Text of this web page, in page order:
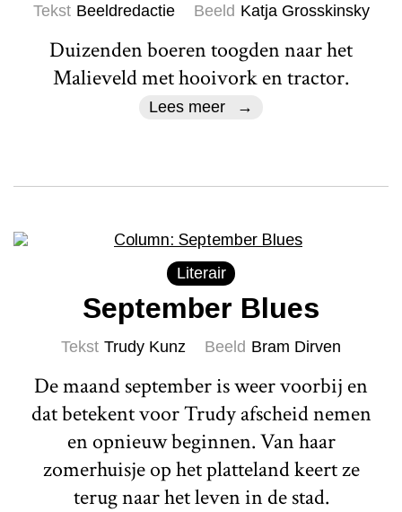
Tekst Beeldredactie Beeld Katja Grosskinsky
Duizenden boeren toogden naar het
Malieveld met hooivork en tractor.
Lees meer
Literair
September Blues
Tekst Trudy Kunz Beeld Bram Dirven
De maand september is weer voorbij en
dat betekent voor Trudy afscheid nemen
en opnieuw beginnen. Van haar
zomerhuisje op het platteland keert ze
terug naar het leven in de stad.